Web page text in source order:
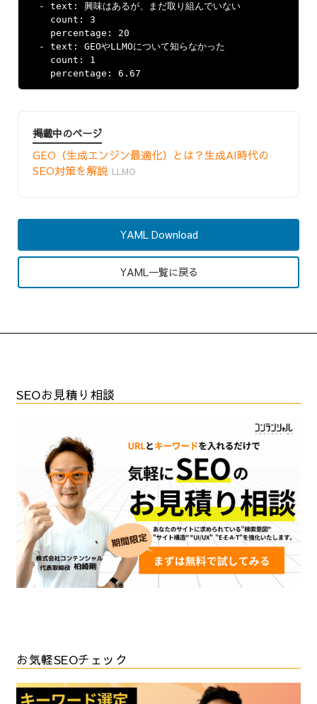
  - text: 興味はあるが、まだ取り組んでいない
    count: 3
    percentage: 20
  - text: GEOやLLMOについて知らなかった
    count: 1
掲載中のページ
GEO（生成エンジン最適化）とは？生成AI時代の
SEO対策を解説 LLMO
YAML Download
YAML一覧に戻る
SEOお見積り相談
お気軽SEOチェック